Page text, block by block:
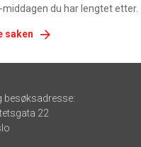
du har lengtet etter.
saken
besøksadresse:
22